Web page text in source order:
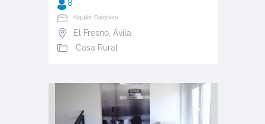
8
Alquiler: Completo
El Fresno, Ávila
Casa Rural